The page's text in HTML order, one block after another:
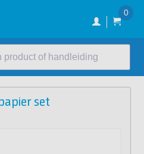
0
product of handleiding
set